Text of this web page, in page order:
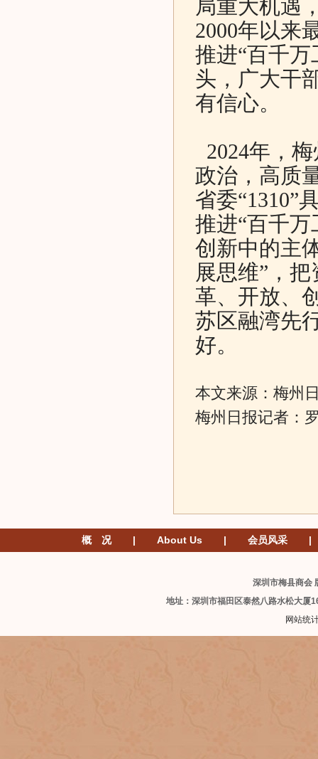
局重大机遇
2000年以来
推进“百千
头，广大干
有信心。
2024年，
政治，高质
省委“1310”
推进“百千
创新中的主
展思维”，
革、开放、
苏区融湾先
好。
本文来源：梅州
梅州日报记者：
概 况 | About Us | 会员风采 |
深圳市梅县商
地址：深圳市福田区泰然八路水松大厦
网站统